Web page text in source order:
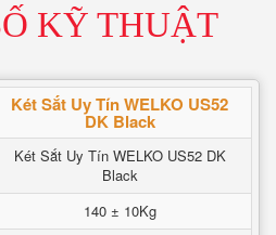
KỸ THUẬT
Két Sắt Uy Tín WELKO US52
DK Black
Két Sắt Uy Tín WELKO US52 DK
Black
140 ± 10Kg